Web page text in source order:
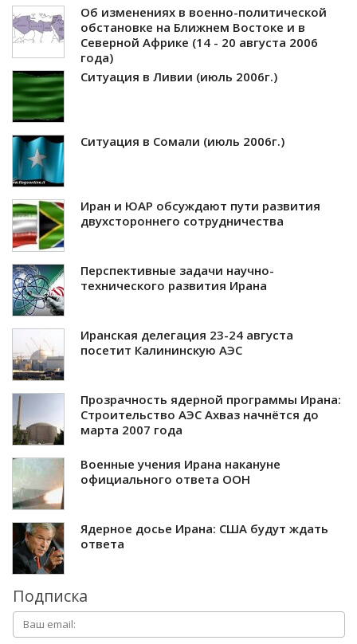
Об изменениях в военно-политической
обстановке на Ближнем Востоке и в
Северной Африке (14 - 20 августа 2006
года)
Ситуация в Ливии (июль 2006г.)
Ситуация в Сомали (июль 2006г.)
Иран и ЮАР обсуждают пути развития
двухстороннего сотрудничества
Перспективные задачи научно-
технического развития Ирана
Иранская делегация 23-24 августа
посетит Калининскую АЭС
Прозрачность ядерной программы Ирана:
Строительство АЭС Ахваз начнётся до
марта 2007 года
Военные учения Ирана накануне
официального ответа ООН
Ядерное досье Ирана: США будут ждать
ответа
Подписка